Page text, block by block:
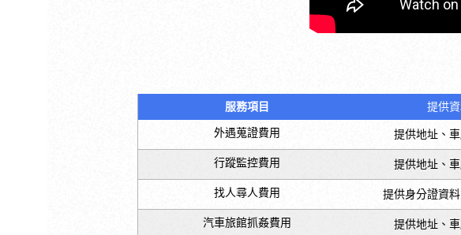
服務項目
外遇蒐證費用
提供
提供地址、
行蹤監控費用 提供地址、
找人尋人費用 提供身分證資
汽車旅館抓姦費用 提供地址、